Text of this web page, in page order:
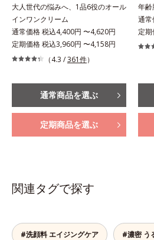
大人世代の悩みへ、1品6役のオール
インワンクリーム
通常価格 税込4,400円 〜4,620円
定期価格 税込3,960円 〜4,158円
（4.3 /361件）
通常商品を選ぶ
定期商品を選ぶ
年齢
通常
定
関連タグで探す
#洗顔料 エイジングケア #濃密 う